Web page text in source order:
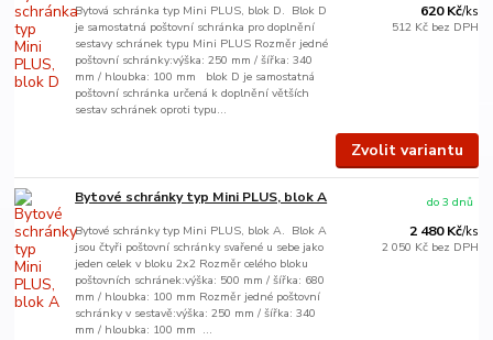
Bytová schránka typ Mini PLUS, blok D. Blok D
je samostatná poštovní schránka pro doplnění
sestavy schránek typu Mini PLUS Rozměr jedné
poštovní schránky:výška: 250 mm / šířka: 340
mm / hloubka: 100 mm blok D je samostatná
poštovní schránka určená k doplnění větších
sestav schránek oproti typu...
620 Kč/ks
512 Kč bez DPH
Zvolit variantu
Bytové schránky typ Mini PLUS, blok A
Bytové schránky typ Mini PLUS, blok A. Blok A
jsou čtyři poštovní schránky svařené u sebe jako
jeden celek v bloku 2x2 Rozměr celého bloku
poštovních schránek:výška: 500 mm / šířka: 680
mm / hloubka: 100 mm Rozměr jedné poštovní
schránky v sestavě:výška: 250 mm / šířka: 340
mm / hloubka: 100 mm ...
2 480 Kč/ks
2 050 Kč bez DPH
do 3 dnů